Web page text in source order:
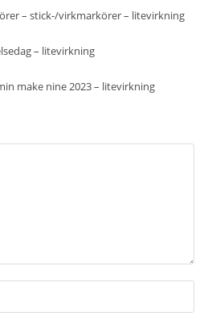
– stick-/virkmarkörer – litevirkning
– litevirkning
make nine 2023 – litevirkning